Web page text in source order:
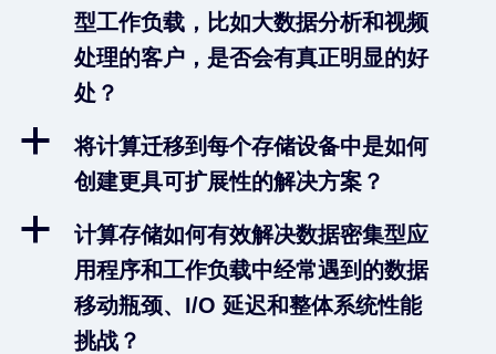
型工作负载，比如大数据分析和视频
处理的客户，是否会有真正明显的好
处？
a
将计算迁移到每个存储设备中是如何
创建更具可扩展性的解决方案？
a
计算存储如何有效解决数据密集型应
用程序和工作负载中经常遇到的数据
移动瓶颈、I/O 延迟和整体系统性能
挑战？